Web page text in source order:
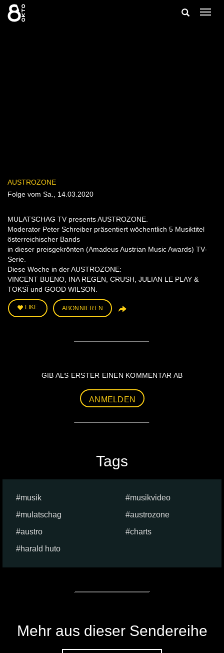
Zum
Inhalt
springen
Suche
AUSTROZONE
Folge vom Sa., 14.03.2020
MULATSCHAG TV presents AUSTROZONE.
Moderator Peter Schreiber präsentiert wöchentlich 5 Musiktitel
österreichischer Bands
in dieser preisgekrönten (Amadeus Austrian Music Awards) TV-
Serie.
Diese Woche in der AUSTROZONE:
VINCENT BUENO, INA REGEN, CRUSH, JULIAN LE PLAY &
TOKSÏ und GOOD WILSON.
LIKE ABONNIEREN
GIB ALS ERSTER EINEN KOMMENTAR AB
ANMELDEN
Tags
musik
musikvideo
mulatschag
austrozone
austro
charts
harald huto
Mehr aus dieser Sendereihe